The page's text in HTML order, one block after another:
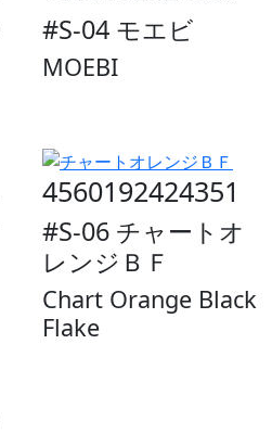
#S-04 モエビ
MOEBI
4560192424351
#S-06 チャートオ
レンジＢＦ
Chart Orange Black
Flake